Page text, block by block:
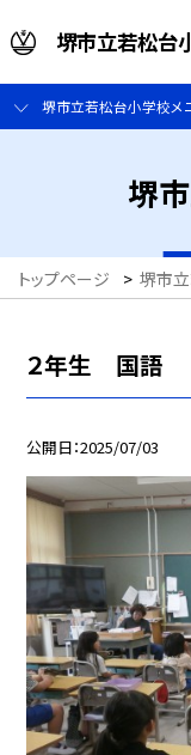
堺市立若松台
堺市立若松台小学校メ
堺
トップページ > 堺市
２年生 国語
公開日 2025/07/03